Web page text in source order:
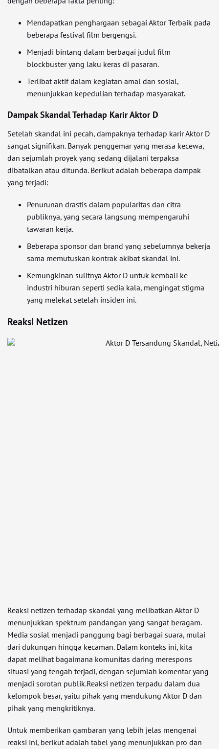
Mendapatkan penghargaan sebagai Aktor Terbaik pada
beberapa festival film bergengsi.
Menjadi bintang dalam berbagai judul film
blockbuster yang laku keras di pasaran.
Terlibat aktif dalam kegiatan amal dan sosial,
menunjukkan kepedulian terhadap masyarakat.
Dampak Skandal Terhadap Karir Aktor D
Setelah skandal ini pecah, dampaknya terhadap karir Aktor D
sangat signifikan. Banyak penggemar yang merasa kecewa,
dan sejumlah proyek yang sedang dijalani terpaksa
dibatalkan atau ditunda. Berikut adalah beberapa dampak
yang terjadi:
Penurunan drastis dalam popularitas dan citra
publiknya, yang secara langsung mempengaruhi
tawaran kerja.
Beberapa sponsor dan brand yang sebelumnya bekerja
sama memutuskan kontrak akibat skandal ini.
Kemungkinan sulitnya Aktor D untuk kembali ke
industri hiburan seperti sedia kala, mengingat stigma
yang melekat setelah insiden ini.
Reaksi Netizen
Reaksi netizen terhadap skandal yang melibatkan Aktor D
menunjukkan spektrum pandangan yang sangat beragam.
Media sosial menjadi panggung bagi berbagai suara, mulai
dari dukungan hingga kecaman. Dalam konteks ini, kita
dapat melihat bagaimana komunitas daring merespons
situasi yang tengah terjadi, dengan sejumlah komentar yang
menjadi sorotan publik.Reaksi netizen terpadu dalam dua
kelompok besar, yaitu pihak yang mendukung Aktor D dan
pihak yang mengkritiknya.
Untuk memberikan gambaran yang lebih jelas mengenai
reaksi ini, berikut adalah tabel yang menunjukkan pro dan